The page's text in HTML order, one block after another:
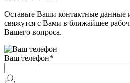
Оставьте Ваши контактные
свяжутся с Вами в ближайшее
Вашего вопроса.
Ваш телефон*